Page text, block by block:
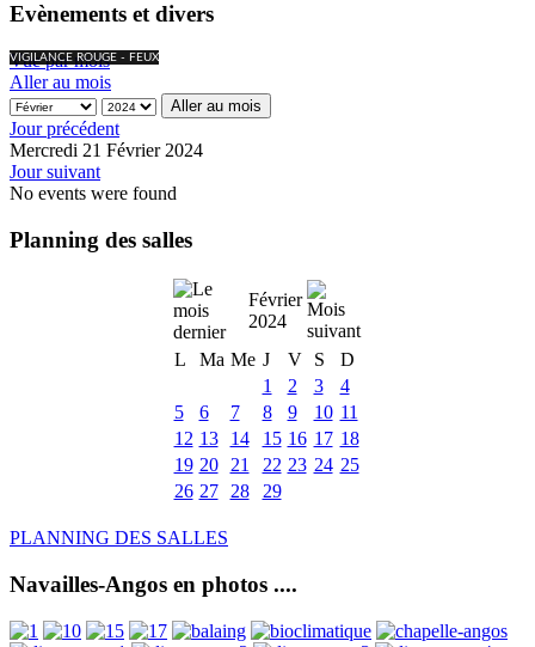
Evènements et divers
VIGILANCE ROUGE - FEUX
Vue par mois
Aller au mois
Aller au mois
Jour précédent
Mercredi 21 Février 2024
Jour suivant
No events were found
Planning des salles
Février
2024
L
Ma Me J V S
D
1
2 3
4
5
6 7 8 9 10 11
12 13 14 15 16 17 18
19 20 21 22 23 24 25
26 27 28 29
PLANNING DES SALLES
Navailles-Angos en photos ....